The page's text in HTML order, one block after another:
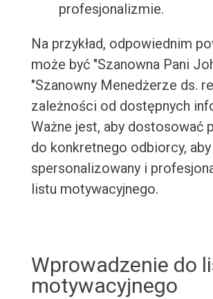
profesjonalizmie.
Na przykład, odpowiednim
może być "Szanowna Pani
"Szanowny Menedżerze ds.
zależności od dostępnych
Ważne jest, aby dostosować
do konkretnego odbiorcy,
spersonalizowany i
listu motywacyjnego.
Wprowadzenie do
motywacyjnego